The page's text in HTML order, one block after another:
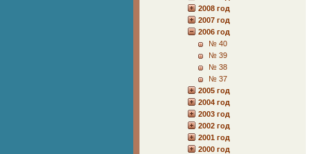
2008 год
2007 год
2006 год
№ 40
№ 39
№ 38
№ 37
2005 год
2004 год
2003 год
2002 год
2001 год
2000 год